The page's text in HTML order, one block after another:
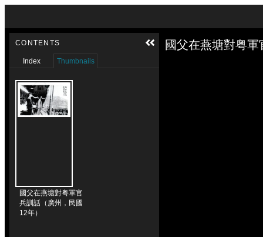
Media Viewer
國父在燕塘對粤
CONTENTS
Index Thumbnails
國父在燕塘對粤軍官
兵訓話（廣州，民國
12年）